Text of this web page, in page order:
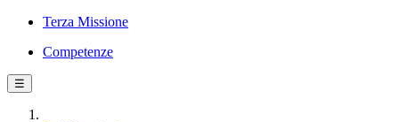
Terza Missione
Competenze
☰